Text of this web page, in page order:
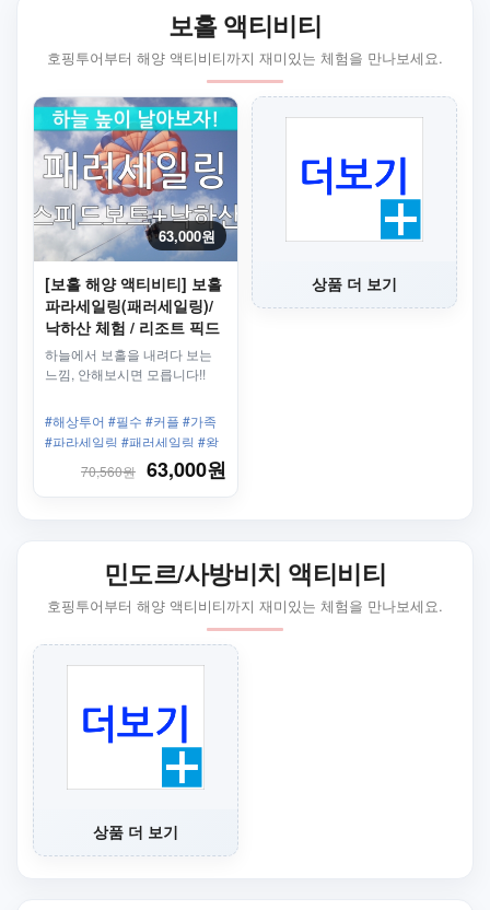
보홀 액티비티
호핑투어부터 해양 액티비티까지 재미있는 체험을 만나보세요.
63,000원
[보홀 해양 액티비티] 보홀
파라세일링(패러세일링)/
낙하산 체험 / 리조트 픽드
롭 선택
하늘에서 보홀을 내려다 보는
느낌, 안해보시면 모릅니다!!
#해상투어 #필수 #커플 #가족
#파라세일링 #패러세일링 #왕
복픽업샌딩 #화이트비치 #낙하
70,560원 63,000원
상품 더 보기
민도르/사방비치 액티비티
호핑투어부터 해양 액티비티까지 재미있는 체험을 만나보세요.
상품 더 보기